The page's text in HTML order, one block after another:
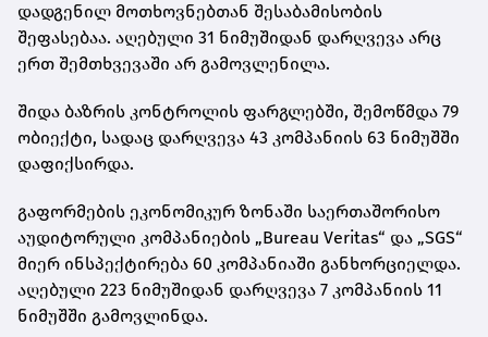
დადგენილ მოთხოვნებთან შესაბამისობის
შეფასებაა. აღებული 31 ნიმუშიდან დარღვევა არც
ერთ შემთხვევაში არ გამოვლენილა.
შიდა ბაზრის კონტროლის ფარგლებში, შემოწმდა 79
ობიექტი, სადაც დარღვევა 43 კომპანიის 63 ნიმუშში
დაფიქსირდა.
გაფორმების ეკონომიკურ ზონაში საერთაშორისო
აუდიტორული კომპანიების „Bureau Veritas“ და „SGS“
მიერ ინსპექტირება 60 კომპანიაში განხორციელდა.
აღებული 223 ნიმუშიდან დარღვევა 7 კომპანიის 11
ნიმუშში გამოვლინდა.